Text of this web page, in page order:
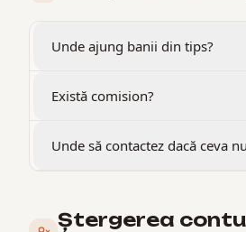
Unde ajung banii din tips?
Există comision?
Unde să contactez dacă ceva
Ștergerea